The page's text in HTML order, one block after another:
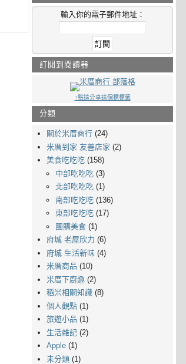
輸入你的電子郵件地址：
訂閱到閱讀器
↑點這分享這個標標籤
分類
關於米厝商行 (24)
米厝到家 友善店家 (2)
美食吃吃吃 (158)
中部吃吃吃 (3)
北部吃吃吃 (1)
南部吃吃吃 (136)
東部吃吃吃 (17)
團購美食 (1)
府城 老屋欣力 (6)
府城 生活新味 (4)
米厝商品 (10)
米厝下廚趣 (2)
稻米相關知識 (8)
個人觀點 (1)
旅遊小品 (1)
生活雜記 (2)
Apple (1)
未分類 (1)